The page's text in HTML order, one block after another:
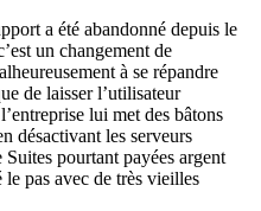
a été abandonné depuis le
un changement de
à se répandre
de laisser l’utilisateur
lui met des bâtons
désactivant les serveurs
pourtant payées argent
pas avec de très vieilles